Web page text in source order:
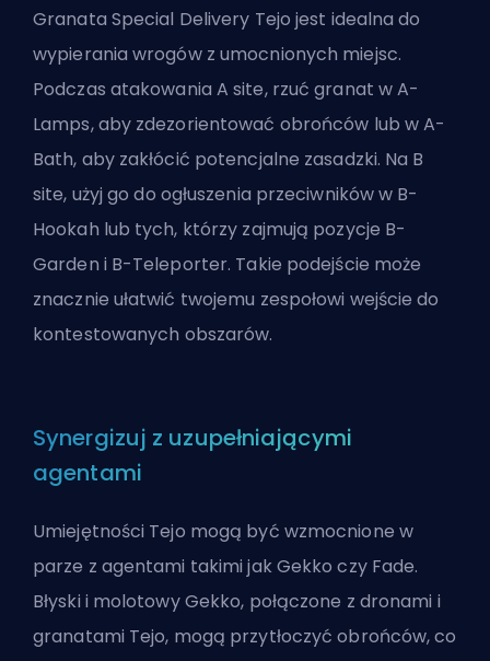
Granata Special Delivery Tejo jest idealna do
wypierania wrogów z umocnionych miejsc.
Podczas atakowania A site, rzuć granat w A-
Lamps, aby zdezorientować obrońców lub w A-
Bath, aby zakłócić potencjalne zasadzki. Na B
site, użyj go do ogłuszenia przeciwników w B-
Hookah lub tych, którzy zajmują pozycje B-
Garden i B-Teleporter. Takie podejście może
znacznie ułatwić twojemu zespołowi wejście do
kontestowanych obszarów.
Synergizuj z uzupełniającymi
agentami
Umiejętności Tejo mogą być wzmocnione w
parze z agentami takimi jak Gekko czy Fade.
Błyski i molotowy Gekko, połączone z dronami i
granatami Tejo, mogą przytłoczyć obrońców, co